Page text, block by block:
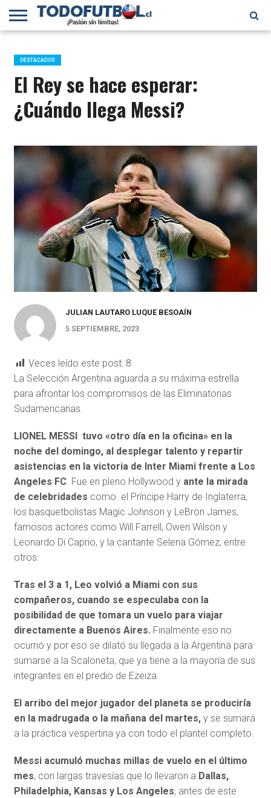
PRIMERA
B
SELECCIÓN
CHILENA
CHILENOS
EN EL
MUNDO
FÚTBOL
INTERNACIONAL
DESTACADOS
El Rey se hace esperar:
¿Cuándo llega Messi?
JULIAN LAUTARO LUQUE BESOAÍN
5 SEPTIEMBRE, 2023
Veces leído este post: 8
La Selección Argentina aguarda a su máxima estrella
para afrontar los compromisos de las Eliminatorias
Sudamericanas.
LIONEL MESSI tuvo «otro día en la oficina» en la
noche del domingo, al desplegar talento y repartir
asistencias en la victoria de Inter Miami frente a Los
Angeles FC. Fue en pleno Hollywood y ante la mirada
de celebridades como el Príncipe Harry de Inglaterra,
los basquetbolistas Magic Johnson y LeBron James,
famosos actores como Will Farrell, Owen Wilson y
Leonardo Di Caprio, y la cantante Selena Gómez, entre
otros.
Tras el 3 a 1, Leo volvió a Miami con sus
compañeros, cuando se especulaba con la
posibilidad de que tomara un vuelo para viajar
directamente a Buenos Aires. Finalmente eso no
ocurrió y por eso se dilató su llegada a la Argentina para
sumarse a la Scaloneta, que ya tiene a la mayoría de sus
integrantes en el predio de Ezeiza.
El arribo del mejor jugador del planeta se produciría
en la madrugada o la mañana del martes,y se sumará
a la práctica vespertina ya con todo el plantel completo.
Messi acumuló muchas millas de vuelo en el último
mes, con largas travesías que lo llevaron a Dallas,
Philadelphia, Kansas y Los Angeles, antes de este